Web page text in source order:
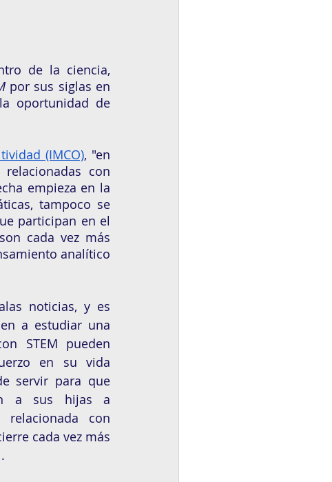
de la ciencia,
por sus siglas en
oportunidad de
(IMCO), "en
con
empieza en la
tampoco se
participan en el
cada vez más
analítico
noticias, y es
a estudiar una
STEM pueden
en su vida
servir para que
a sus hijas a
relacionada con
cada vez más